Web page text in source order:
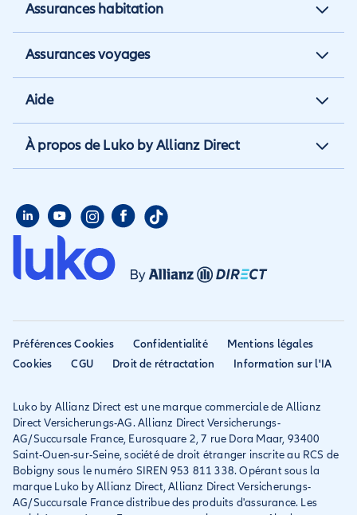
Assurances habitation
Assurance habitation
Assurance locataire
Assurance propriétaire non
occupant
Assurance colocataire
Assurances voyages
Assurance vacances
Assurance annulation
Assurance annuelle
Assurance étudiant
Assurance PVT
Assurance rapatriement
Aide
Aide et contact
Aide habitation
Mon compte
Déclarer un sinistre
habitation
Résilier ancien assureur
À propos de Luko by Allianz Direct
Presse
Avis
Allianz travel devient
Eurofil rejoint Allianz
Conditions générales et
IPID
Préférences Cookies Confidentialité
Mentions légales
Cookies
CGU Droit de rétractation Information sur l'IA
Luko by Allianz Direct est une marque commerciale de Allianz
Direct Versicherungs-AG. Allianz Direct Versicherungs-
AG/Succursale France, Eurosquare 2, 7 rue Dora Maar, 93400
Saint-Ouen-sur-Seine, société de droit étranger inscrite au RCS de
Bobigny sous le numéro SIREN 953 811 338. Opérant sous la
marque Luko by Allianz Direct, Allianz Direct Versicherungs-
AG/Succursale France distribue des produits d'assurance. Les